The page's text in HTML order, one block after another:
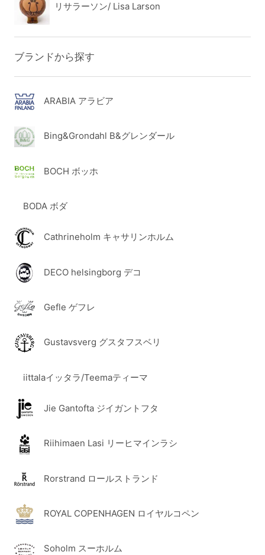
リサラーソン/ Lisa Larson
ブランドから探す
ARABIA アラビア
Bing&Grondahl B&グレンダール
BOCH ボッホ
BODA ボダ
Cathrineholm キャサリンホルム
DECO helsingborg デコ
Gefle ゲフレ
Gustavsverg グスタフスベリ
iittalaイッタラ/Teemaティーマ
Jie Gantofta ジイガントフタ
Riihimaen Lasi リーヒマインラシ
Rorstrand ロールストランド
ROYAL COPENHAGEN ロイヤルコペン
Soholm スーホルム